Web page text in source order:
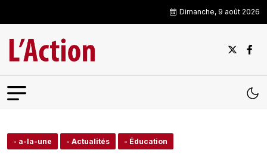
Dimanche, 9 août 2026
- a-la-une - Actualités - Éducation